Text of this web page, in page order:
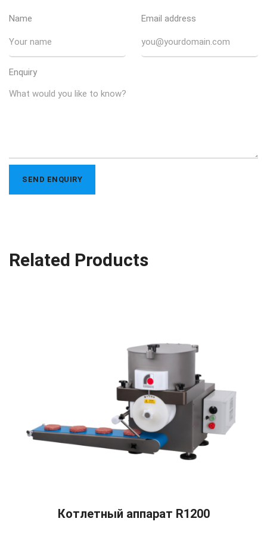
Name Email address
Enquiry
Related Products
Котлетный аппарат R1200